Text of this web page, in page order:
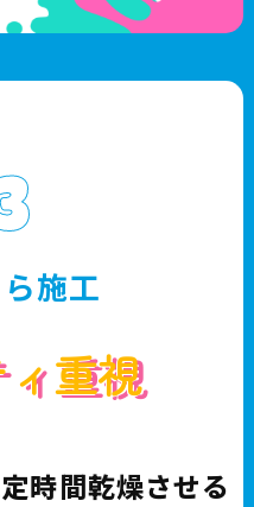
施工
重視
時間乾燥させる